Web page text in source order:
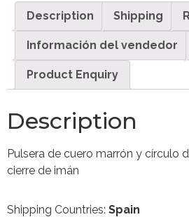
Description Shipping
Información del vendedor
Product Enquiry
Description
Pulsera de cuero marrón y círculo
cierre de imán
Shipping Countries: Spain